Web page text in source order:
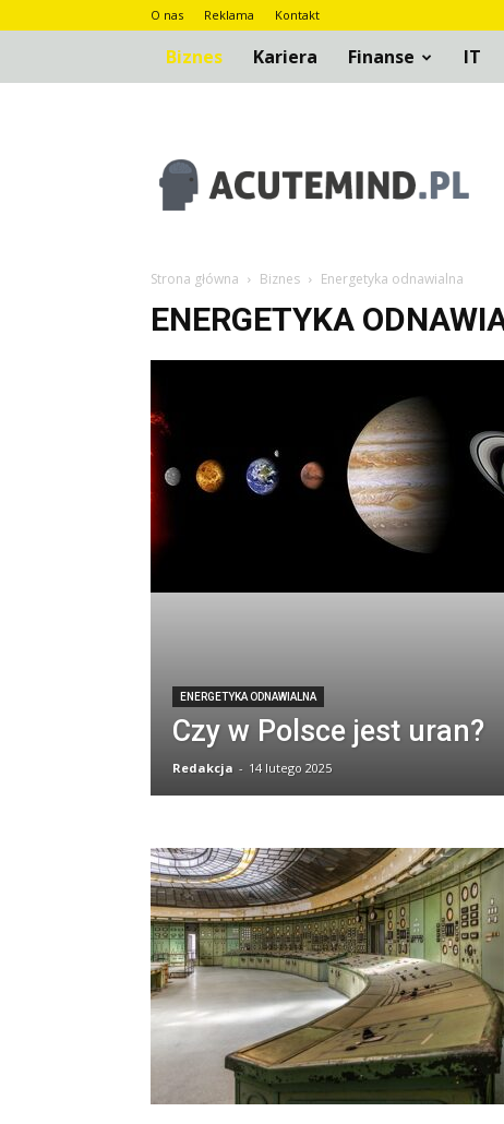
O nas Reklama Kontakt
Biznes Kariera Finanse IT
Strona główna Biznes Energetyka odnawialna
ENERGETYKA
ENERGETYKA ODNAWIALNA
Czy w Polsce jest uran?
Redakcja - 14 lutego 2025